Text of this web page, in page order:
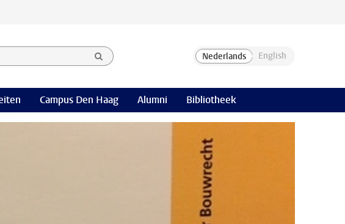
Campus Den Haag Alumni Bibliotheek